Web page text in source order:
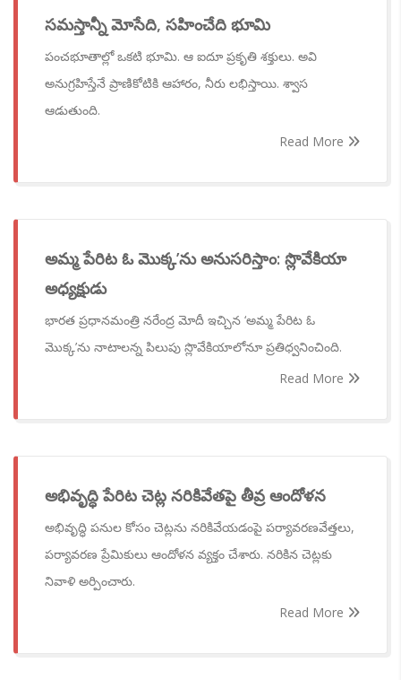
సమస్తాన్నీ మోసేది, సహించేది భూమి
పంచభూతాల్లో ఒకటి భూమి. ఆ ఐదూ ప్రకృతి శక్తులు. అవి
అనుగ్రహిస్తేనే ప్రాణికోటికి ఆహారం, నీరు లభిస్తాయి. శ్వాస
ఆడుతుంది.
Read More
అమ్మ పేరిట ఓ మొక్క’ను అనుసరిస్తాం: స్లొవేకియా
అధ్యక్షుడు
భారత ప్రధానమంత్రి నరేంద్ర మోదీ ఇచ్చిన ‘అమ్మ పేరిట ఓ
మొక్క’ను నాటాలన్న పిలుపు స్లొవేకియాలోనూ ప్రతిధ్వనించింది.
Read More
అభివృద్ధి పేరిట చెట్ల నరికివేతపై తీవ్ర ఆందోళన
అభివృద్ధి పనుల కోసం చెట్లను నరికివేయడంపై పర్యావరణవేత్తలు,
పర్యావరణ ప్రేమికులు ఆందోళన వ్యక్తం చేశారు. నరికిన చెట్లకు
నివాళి అర్పించారు.
Read More